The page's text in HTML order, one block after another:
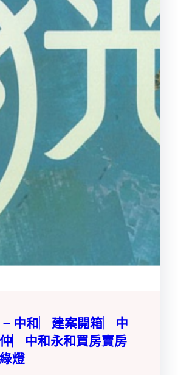
中和︳建案開箱︳中
︳中和永和買房賣房
燈